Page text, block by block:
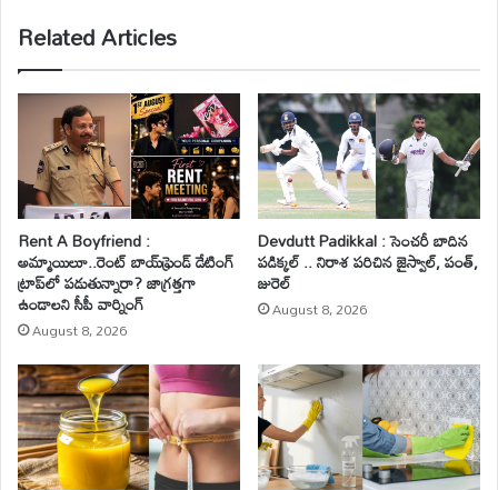
Related Articles
Rent A Boyfriend :
అమ్మాయిలూ..రెంట్ బాయ్‌ఫ్రెండ్ డేటింగ్
ట్రాప్‌లో పడుతున్నారా? జాగ్రత్తగా
ఉండాలని సీపీ వార్నింగ్
August 8, 2026
Devdutt Padikkal : సెంచరీ బాదిన
పడిక్కల్ .. నిరాశ పరిచిన జైస్వాల్, పంత్,
జురెల్
August 8, 2026